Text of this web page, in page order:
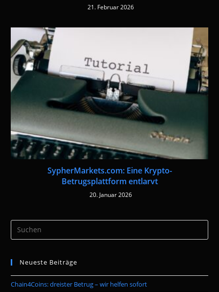
21. Februar 2026
SypherMarkets.com: Eine Krypto-
Betrugsplattform entlarvt
20. Januar 2026
the
Neueste Beiträge
Chain4Coins: dreister Betrug – wir helfen sofort